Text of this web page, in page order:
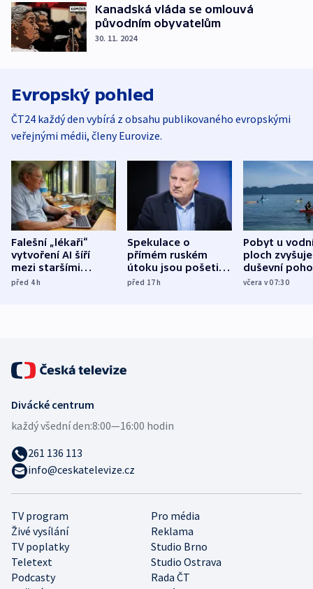
Kanadská vláda se omlouvá
původním obyvatelům
30. 11. 2024
Evropský pohled
ČT24 každý den vybírá z obsahu publikovaného evropskými
veřejnými médii, členy Eurovize.
Falešní „lékaři“
vytvoření AI šíří
mezi staršími
Poláky nebezpečné
před 4h
Spekulace o
přímém ruském
útoku jsou pošetilé,
míní estonský
před 17h
Pobyt u
ploch zvyšuje
duševní
ukázala
včera v 07:30
TV program
Pro média
Živé vysílání
Reklama
TV poplatky
Studio Brno
Teletext
Studio Ostrava
Podcasty
Rada ČT
Divácké centrum
každý všední den:8:00—16:00 hodin
261 136 113
info@ceskatelevize.cz